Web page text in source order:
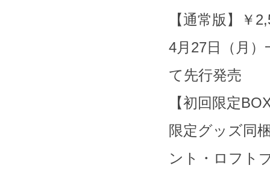
【通常版】￥
4月27日（月
て先行発売
【初回限定
限定グッズ同
ント・ロフト